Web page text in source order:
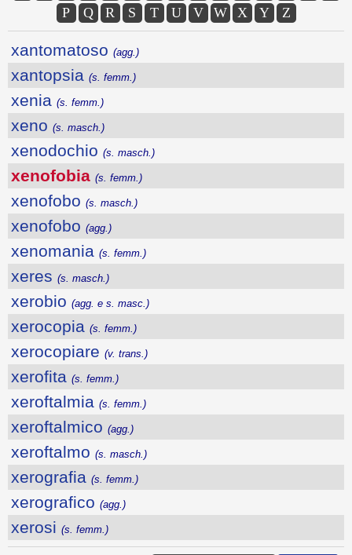
P
Q R S T U V W X Y Z
xantomatoso (agg.)
xantopsia (s. femm.)
xenia (s. femm.)
xeno (s. masch.)
xenodochio (s. masch.)
xenofobia (s. femm.)
xenofobo (s. masch.)
xenofobo (agg.)
xenomania (s. femm.)
xeres (s. masch.)
xerobio (agg. e s. masc.)
xerocopia (s. femm.)
xerocopiare (v. trans.)
xerofita (s. femm.)
xeroftalmia (s. femm.)
xeroftalmico (agg.)
xeroftalmo (s. masch.)
xerografia (s. femm.)
xerografico (agg.)
xerosi (s. femm.)